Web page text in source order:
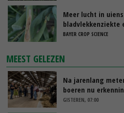
Meer lucht in
bladvlekkenziekte
BAYER CROP SCIENCE
MEEST GELEZEN
Na jarenlang
boeren nu
GISTEREN, 07:00